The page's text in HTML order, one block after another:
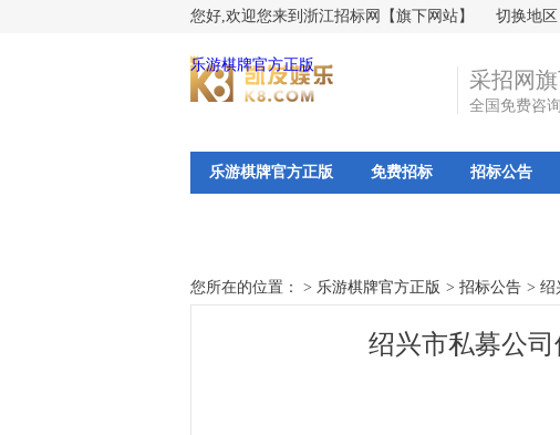
您好,欢迎您来到浙江招标网【旗下网站】 切换地区
乐游棋牌官方正版
采招网
全国免费咨
乐游棋牌官方正版 免费招标 招标公告
您所在的位置： > 乐游棋牌官方正版 > 招标公告 > 绍
绍兴市私募公